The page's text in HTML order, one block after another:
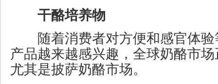
干酪培养物
随着消费者对方便和感官体验
产品越来越感兴趣，全球奶酪市
尤其是披萨奶酪市场。